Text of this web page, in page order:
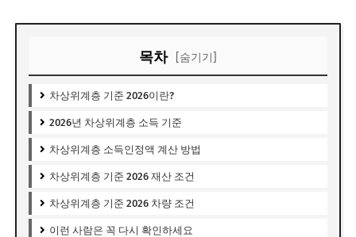
목차 [숨기기]
차상위계층 기준 2026이란?
2026년 차상위계층 소득 기준
차상위계층 소득인정액 계산 방법
차상위계층 기준 2026 재산 조건
차상위계층 기준 2026 차량 조건
이런 사람은 꼭 다시 확인하세요